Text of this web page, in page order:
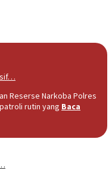
Reserse Narkoba Polres
rutin yang Baca